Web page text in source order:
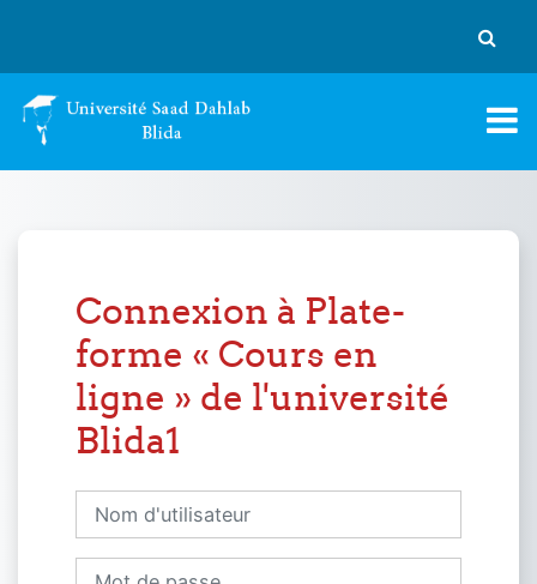
Connexion à Plate-
forme « Cours en
ligne » de l'université
Blida1
Nom d'utilisateur
Mot de passe